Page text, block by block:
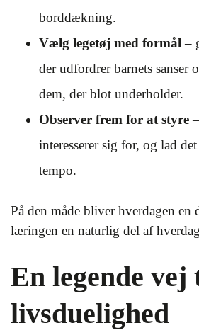
borddækning.
Vælg legetøj med formål –
der udfordrer barnets
dem, der blot underholder.
Observer frem for at styre
interesserer sig for, og lad
tempo.
På den måde bliver hverdagen
læringen en naturlig del af
En legende vej
livsduelighed